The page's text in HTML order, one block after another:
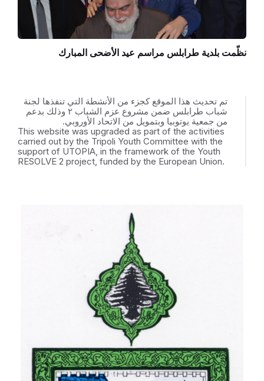
نظّمت بلدية طرابلس مراسم عيد الأضحى المبارك
تم تحديث هذا الموقع كجزء من الأنشطة التي تنفذها لجنة
شباب طرابلس ضمن مشروع عزم الشباب ٢ وذلك بدعم
من جمعية يوتوبيا وبتمويل من الاتحاد الأوروبي.
This website was upgraded as part of the activities
carried out by the Tripoli Youth Committee with the
support of UTOPIA, in the framework of the Youth
RESOLVE 2 project, funded by the European Union.